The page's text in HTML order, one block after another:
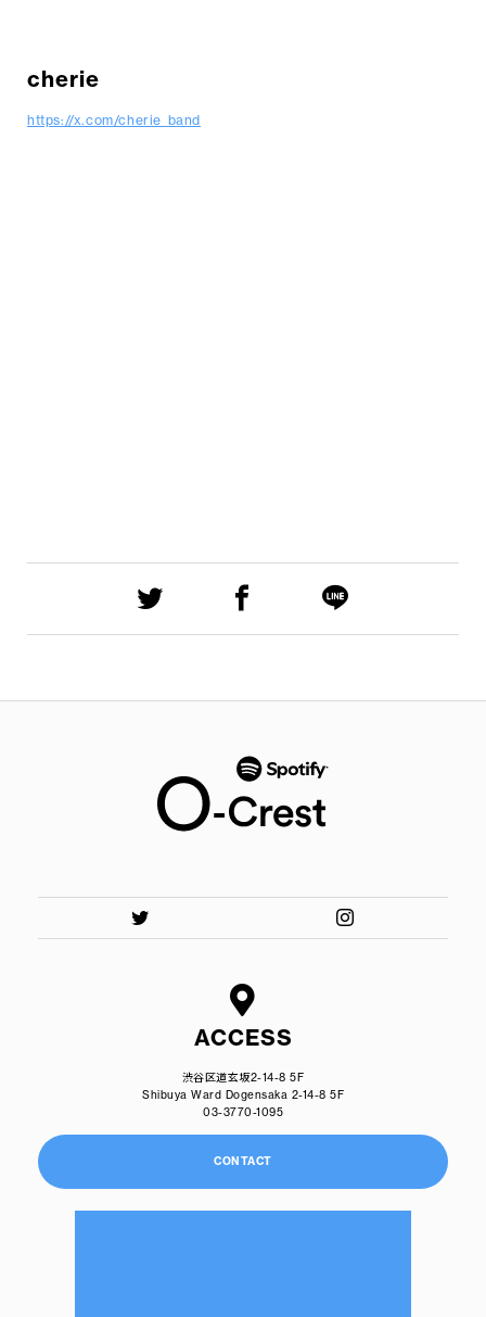
cherie
https://x.com/cherie_band
ACCESS
渋谷区道玄坂2-14-8 5F
Shibuya Ward Dogensaka 2-14-8 5F
03-3770-1095
CONTACT